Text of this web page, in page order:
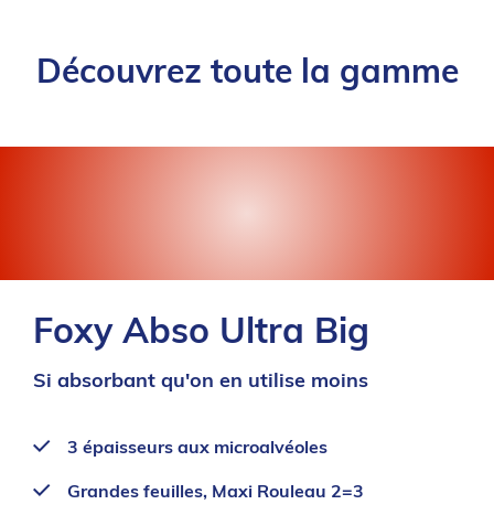
Découvrez toute la gamme
Foxy Abso Ultra Big
Si absorbant qu'on en utilise moins
3 épaisseurs aux microalvéoles
Grandes feuilles, Maxi Rouleau 2=3